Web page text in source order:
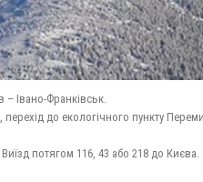
– Івано-Франківськ.
до екологічного пункту
потягом 116, 43 або 218 до Києва.